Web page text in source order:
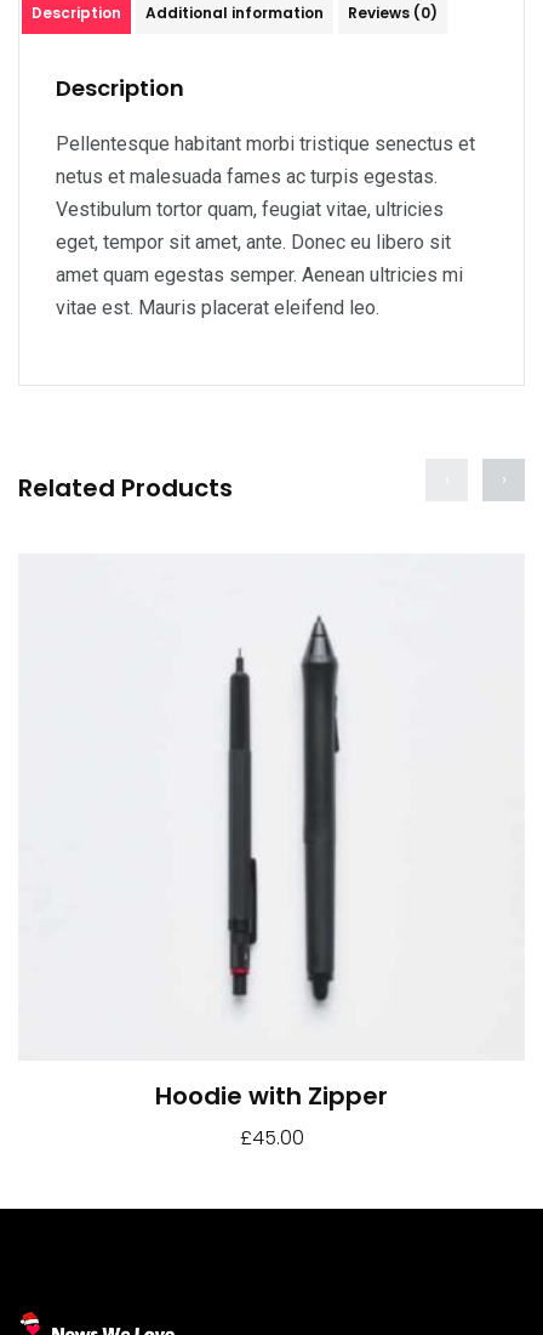
Description Additional information Reviews (0)
Description
Pellentesque habitant morbi tristique senectus et
netus et malesuada fames ac turpis egestas.
Vestibulum tortor quam, feugiat vitae, ultricies
eget, tempor sit amet, ante. Donec eu libero sit
amet quam egestas semper. Aenean ultricies mi
vitae est. Mauris placerat eleifend leo.
Related Products
Hoodie with Zipper
£45.00
›